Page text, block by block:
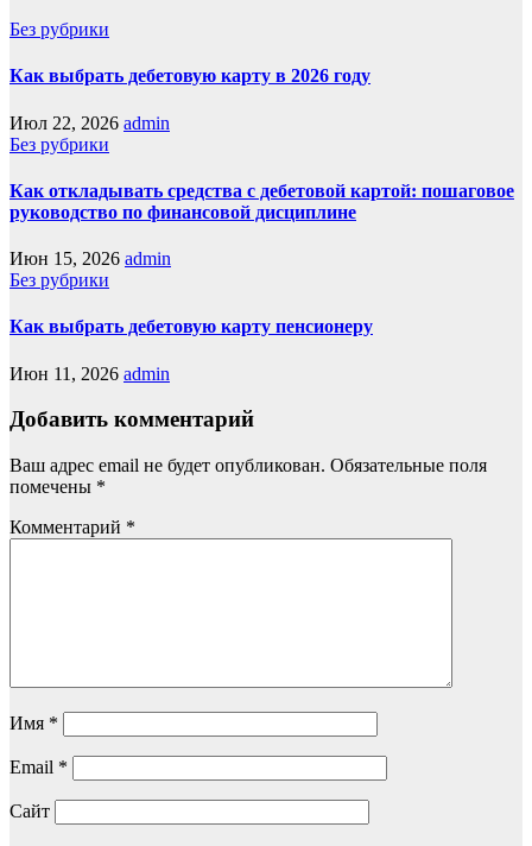
Без рубрики
Как выбрать дебетовую карту в 2026 году
Июл 22, 2026 admin
Без рубрики
Как откладывать средства с дебетовой картой: пошаговое
руководство по финансовой дисциплине
Июн 15, 2026 admin
Без рубрики
Как выбрать дебетовую карту пенсионеру
Июн 11, 2026 admin
Добавить комментарий
Ваш адрес email не будет опубликован. Обязательные поля
помечены *
Комментарий *
Имя *
Email *
Сайт